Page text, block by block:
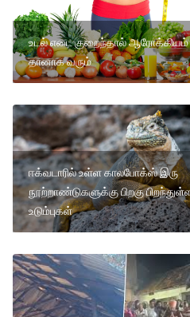
உடல் எடை குறைந்தால் ஆரோக்கியம்
தானாக வரும்
ஈக்வடாரில் உள்ள காலபோக்ஸ் இரு
நூற்றாண்டுகளுக்கு பிறகு
உடும்புகள்